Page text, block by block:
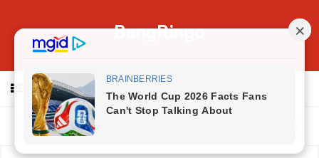
BangRingo
MENU